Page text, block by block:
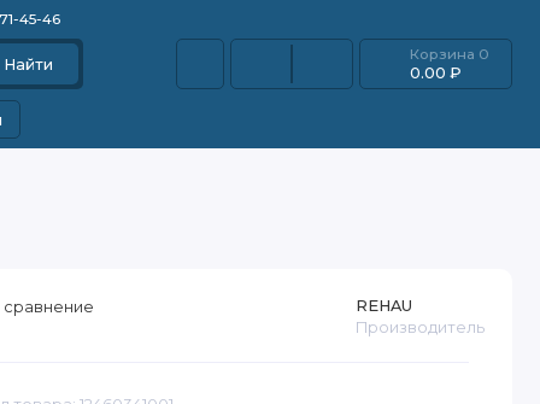
45-46
Найти
Корзина 0
0.00 ₽
REHAU
Производитель
сравнение